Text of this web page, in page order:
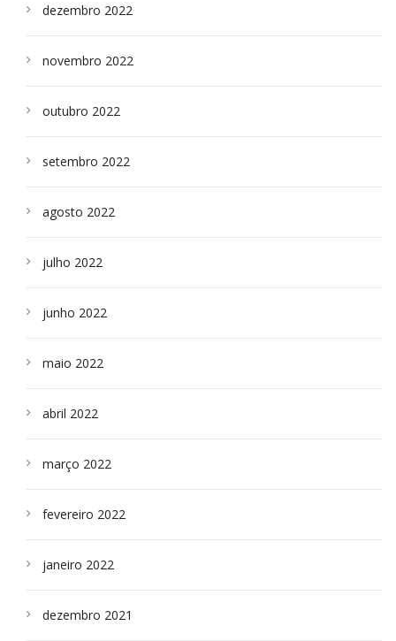
dezembro 2022
novembro 2022
outubro 2022
setembro 2022
agosto 2022
julho 2022
junho 2022
maio 2022
abril 2022
março 2022
fevereiro 2022
janeiro 2022
dezembro 2021